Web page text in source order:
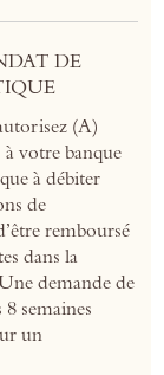
DE
(A)
votre banque
à débiter
de
remboursé
dans la
demande de
semaines
un